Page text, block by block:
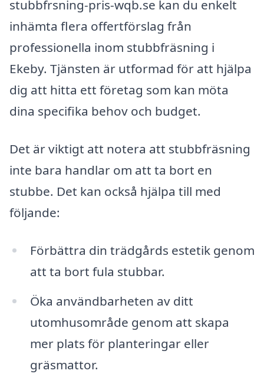
stubbfrsning-pris-wqb.se kan du enkelt
inhämta flera offertförslag från
professionella inom stubbfräsning i
Ekeby. Tjänsten är utformad för att hjälpa
dig att hitta ett företag som kan möta
dina specifika behov och budget.
Det är viktigt att notera att stubbfräsning
inte bara handlar om att ta bort en
stubbe. Det kan också hjälpa till med
följande:
Förbättra din trädgårds estetik genom
att ta bort fula stubbar.
Öka användbarheten av ditt
utomhusområde genom att skapa
mer plats för planteringar eller
gräsmattor.